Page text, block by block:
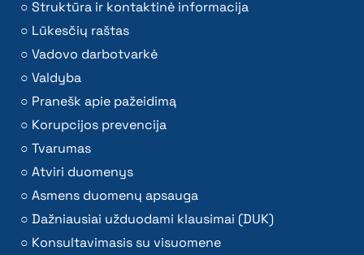
Struktūra ir kontaktinė informacija
Lūkesčių raštas
Vadovo darbotvarkė
Valdyba
Pranešk apie pažeidimą
Korupcijos prevencija
Tvarumas
Atviri duomenys
Asmens duomenų apsauga
Dažniausiai užduodami klausimai (DUK)
Konsultavimasis su visuomene